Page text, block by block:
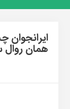
همان روال